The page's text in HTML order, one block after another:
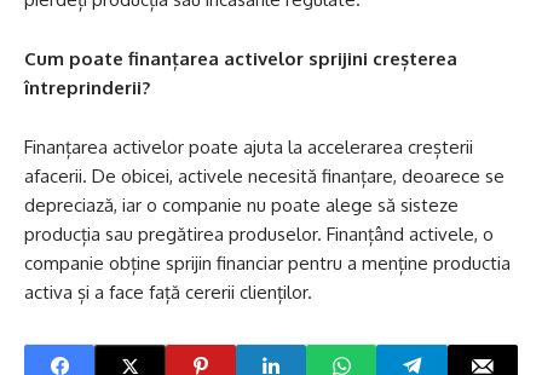
Cum poate finanțarea activelor sprijini creșterea
întreprinderii?
Finanțarea activelor poate ajuta la accelerarea creșterii
afacerii. De obicei, activele necesită finanțare, deoarece se
depreciază, iar o companie nu poate alege să sisteze
producția sau pregătirea produselor. Finanțând activele, o
companie obține sprijin financiar pentru a menține productia
activa și a face față cererii clienților.